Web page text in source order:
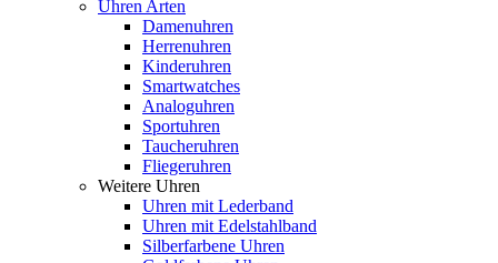
Uhren Arten
Damenuhren
Herrenuhren
Kinderuhren
Smartwatches
Analoguhren
Sportuhren
Taucheruhren
Fliegeruhren
Weitere Uhren
Uhren mit Lederband
Uhren mit Edelstahlband
Silberfarbene Uhren